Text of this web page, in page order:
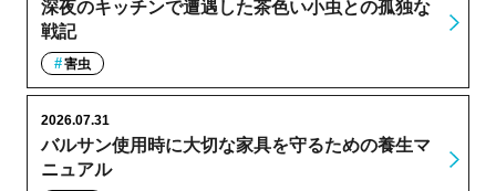
深夜のキッチンで遭遇した茶色い小虫との孤独な
戦記
害虫
バルサン使用時に大切な家具を守るための養生マ
ニュアル
2026.07.31